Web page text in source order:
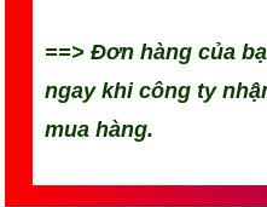
==> Đơn hàng của
ngay khi công ty
mua hàng.